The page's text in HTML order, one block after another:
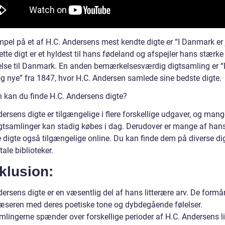
på et af H.C. Andersens mest kendte digte er “I Danmark er
digt er et hyldest til hans fødeland og afspejler hans stærke
til Danmark. En anden bemærkelsesværdig digtsamling er
nye” fra 1847, hvor H.C. Andersen samlede sine bedste digte.
kan du finde H.C. Andersens digte?
digte er tilgængelige i flere forskellige udgaver, og
kan stadig købes i dag. Derudover er mange af
digte også tilgængelige online. Du kan finde dem på diverse
biblioteker.
digte er en væsentlig del af hans litterære arv. De
med deres poetiske tone og dybdegående følelser.
spænder over forskellige perioder af H.C. Andersens